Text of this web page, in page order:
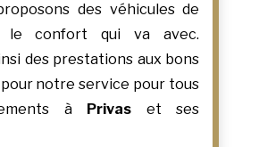
des véhicules de
le confort qui va avec.
des prestations aux bons
notre service pour tous
à Privas et ses